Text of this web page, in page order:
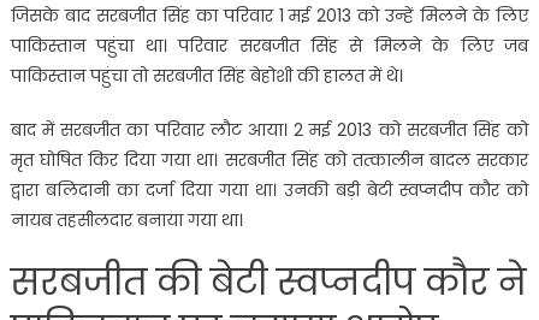
जिसके बाद सरबजीत सिंह का परिवार 1 मई 2013 को उन्हें मिलने के लिए
पाकिस्तान पहुंचा था। परिवार सरबजीत सिंह से मिलने के लिए जब
पाकिस्तान पहुंचा तो सरबजीत सिंह बेहोशी की हालत में थे।
बाद में सरबजीत का परिवार लौट आया। 2 मई 2013 को सरबजीत सिंह को
मृत घोषित किर दिया गया था। सरबजीत सिंह को तत्कालीन बादल सरकार
द्वारा बलिदानी का दर्जा दिया गया था। उनकी बड़ी बेटी स्वप्नदीप कौर को
नायब तहसीलदार बनाया गया था।
सरबजीत की बेटी स्वप्नदीप कौर ने